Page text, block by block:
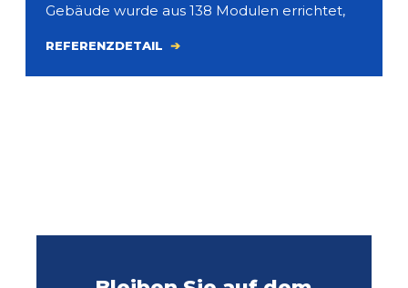
Gebäude wurde aus 138 Modulen errichtet,
REFERENZDETAIL